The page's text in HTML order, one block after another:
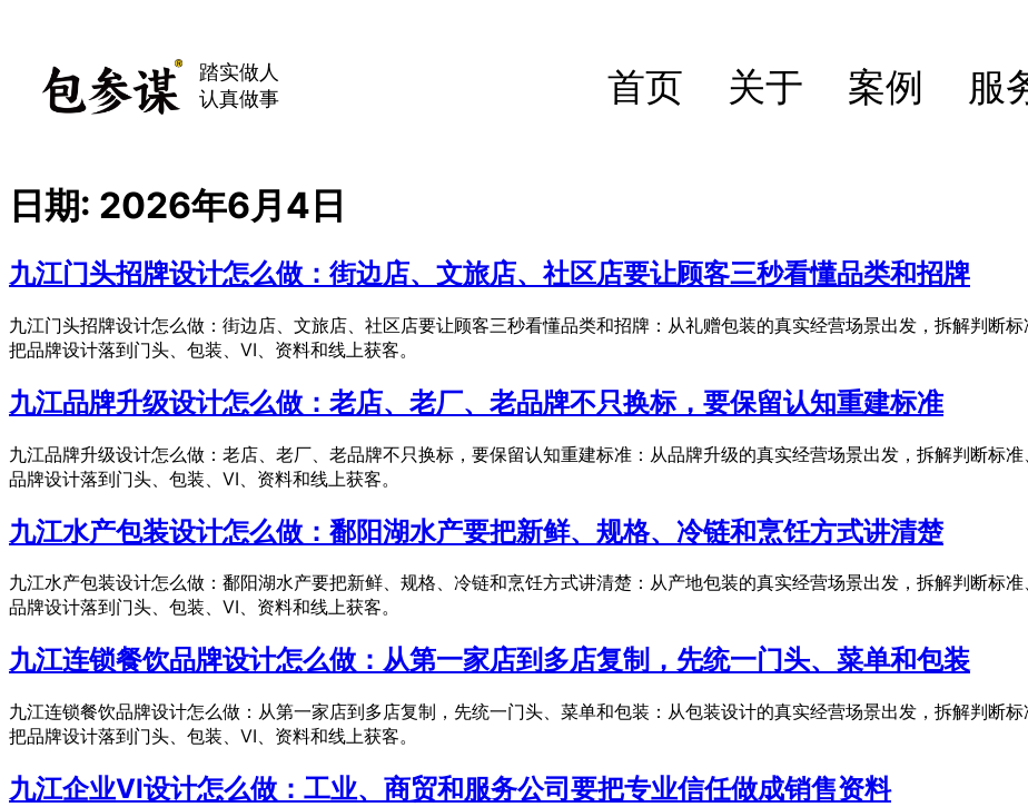
踏实做人
认真做事
首页 关于 案例 服
日期: 2026年6月4日
九江门头招牌设计怎么做：街边店、文旅店、社区店要让顾客三秒看懂品类和招牌
九江门头招牌设计怎么做：街边店、文旅店、社区店要让顾客三秒看懂品类和招牌：从礼赠包装的真实经营场景出发，拆解判断
把品牌设计落到门头、包装、VI、资料和线上获客。
九江品牌升级设计怎么做：老店、老厂、老品牌不只换标，要保留认知重建标准
九江品牌升级设计怎么做：老店、老厂、老品牌不只换标，要保留认知重建标准：从品牌升级的真实经营场景出发，拆解判断标
品牌设计落到门头、包装、VI、资料和线上获客。
九江水产包装设计怎么做：鄱阳湖水产要把新鲜、规格、冷链和烹饪方式讲清楚
九江水产包装设计怎么做：鄱阳湖水产要把新鲜、规格、冷链和烹饪方式讲清楚：从产地包装的真实经营场景出发，拆解判断标
品牌设计落到门头、包装、VI、资料和线上获客。
九江连锁餐饮品牌设计怎么做：从第一家店到多店复制，先统一门头、菜单和包装
九江连锁餐饮品牌设计怎么做：从第一家店到多店复制，先统一门头、菜单和包装：从包装设计的真实经营场景出发，拆解判断
把品牌设计落到门头、包装、VI、资料和线上获客。
九江企业VI设计怎么做：工业、商贸和服务公司要把专业信任做成销售资料